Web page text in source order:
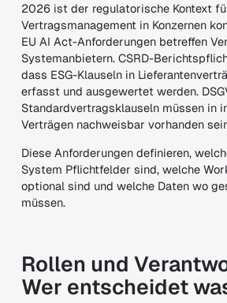
2026 ist der regulatorische Kontext
Vertragsmanagement in Konzernen
EU AI Act-Anforderungen betreffen
Systemanbietern. CSRD-
dass ESG-Klauseln in
erfasst und ausgewertet werden.
Standardvertragsklauseln müssen in
Verträgen nachweisbar vorhanden
Diese Anforderungen definieren,
System Pflichtfelder sind, welche
optional sind und welche Daten wo
müssen.
Rollen und
Wer entscheidet